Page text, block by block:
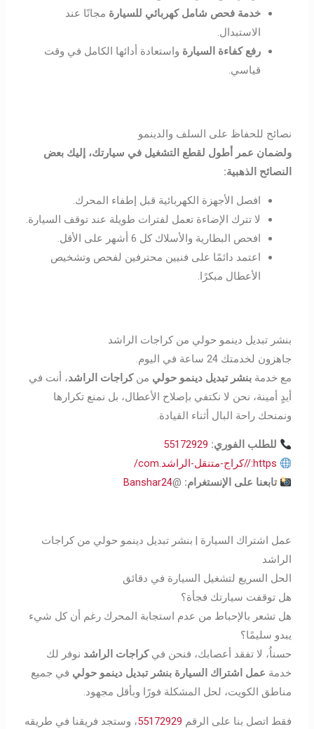
خدمة فحص شامل كهربائي للسيارة مجانًا عند
الاستبدال.
رفع كفاءة السيارة واستعادة أدائها الكامل في وقت
قياسي.
نصائح للحفاظ على السلف والدينمو
ولضمان عمر أطول لقطع التشغيل في سيارتك، إليك بعض
النصائح الذهبية:
افصل الأجهزة الكهربائية قبل إطفاء المحرك.
لا تترك الإضاءة تعمل لفترات طويلة عند توقف السيارة.
افحص البطارية والأسلاك كل 6 أشهر على الأقل.
اعتمد دائمًا على فنيين محترفين لفحص وتشخيص
الأعطال مبكرًا.
بنشر تبديل دينمو حولي من كراجات الراشد
جاهزون لخدمتك 24 ساعة في اليوم.
مع خدمةبنشر تبديل دينمو حولي منكراجات الراشد، أنت في
أيدٍ أمينة، نحن لا نكتفي بإصلاح الأعطال، بل نمنع تكرارها
ونمنحك راحة البال أثناء القيادة.
للطلب الفوري: 55172929
https://كراج-متنقل-الراشد.com/
تابعنا على الإنستغرام:
@
Banshar24
عمل اشتراك السيارة | بنشر تبديل دينمو حولي من كراجات
الراشد
الحل السريع لتشغيل السيارة في دقائق
هل توقفت سيارتك فجأة؟
هل تشعر بالإحباط من عدم استجابة المحرك رغم أن كل شيء
يبدو سليمًا؟
حسناُ، لا تفقد أعصابك، فنحن فيكراجات الراشد نوفر لك
خدمة عمل اشتراك السيارة بنشر تبديل دينمو حولي في جميع
مناطق الكويت، لحل المشكلة فورًا وبأقل مجهود.
فقط اتصل بنا على الرقم 55172929، وستجد فريقنا في طريقه